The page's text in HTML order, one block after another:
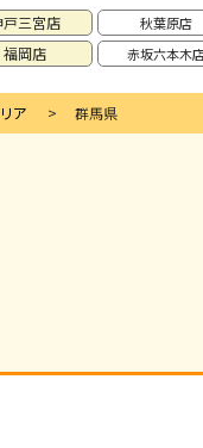
戸三宮店
福岡店
秋葉原店
赤坂六本木
ア 群馬県